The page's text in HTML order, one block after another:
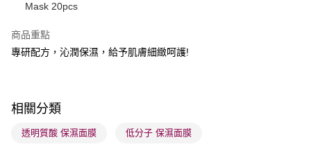
送貨方式
每筆HK$65.00，滿HK$300.00或以上免運費
Mask 20pcs
商品重點
專研配方，沁潤保濕，給予肌膚細緻呵護!
相關分類
透明質酸 保濕面膜 低分子 保濕面膜